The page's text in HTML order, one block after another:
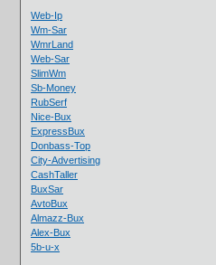
Web-Ip
Wm-Sar
WmrLand
Web-Sar
SlimWm
Sb-Money
RubSerf
Nice-Bux
ExpressBux
Donbass-Top
City-Advertising
CashTaller
BuxSar
AvtoBux
Almazz-Bux
Alex-Bux
5b-u-x